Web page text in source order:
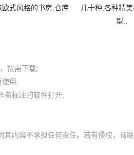
欧式风格的书房,仓库
几十种,各种精
型..
按需下载;
使用;
者标注的软件打开;